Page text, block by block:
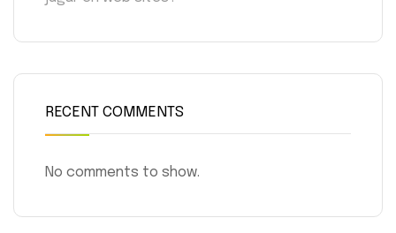
RECENT COMMENTS
No comments to show.